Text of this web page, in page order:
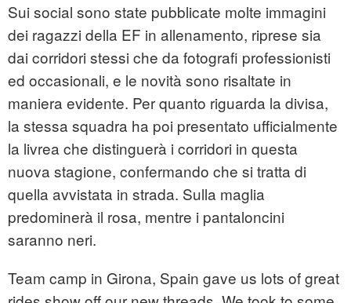
Sui social sono state pubblicate molte immagini
dei ragazzi della EF in allenamento, riprese sia
dai corridori stessi che da fotografi professionisti
ed occasionali, e le novità sono risaltate in
maniera evidente. Per quanto riguarda la divisa,
la stessa squadra ha poi presentato ufficialmente
la livrea che distinguerà i corridori in questa
nuova stagione, confermando che si tratta di
quella avvistata in strada. Sulla maglia
predominerà il rosa, mentre i pantaloncini
saranno neri.
Team camp in Girona, Spain gave us lots of great